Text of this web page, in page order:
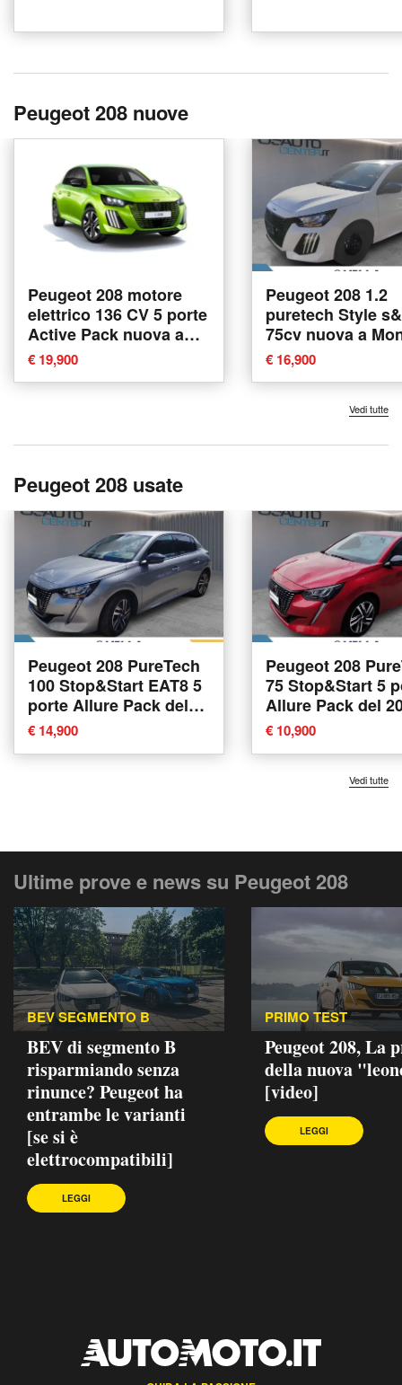
Peugeot 208 nuove
Peugeot 208 motore
elettrico 136 CV 5 porte
Active Pack nuova a
Monza
€ 19,900
Peugeot 208 1.2
puretech Style
75cv nuova a
€ 16,900
Vedi tutte
Peugeot 208 usate
Peugeot 208 PureTech
100 Stop&Start EAT8 5
porte Allure Pack del
2023 usata a Monza
€ 14,900
Peugeot 208
75 Stop&Start 5
Allure Pack del
usata a Monza
€ 10,900
Vedi tutte
Ultime prove e news su Peugeot 208
BEV SEGMENTO B
BEV di segmento B
risparmiando senza
rinunce? Peugeot ha
entrambe le varianti
[se si è
elettrocompatibili]
LEGGI
PRIMO TEST
Peugeot 208, La
della nuova
[video]
LEGGI